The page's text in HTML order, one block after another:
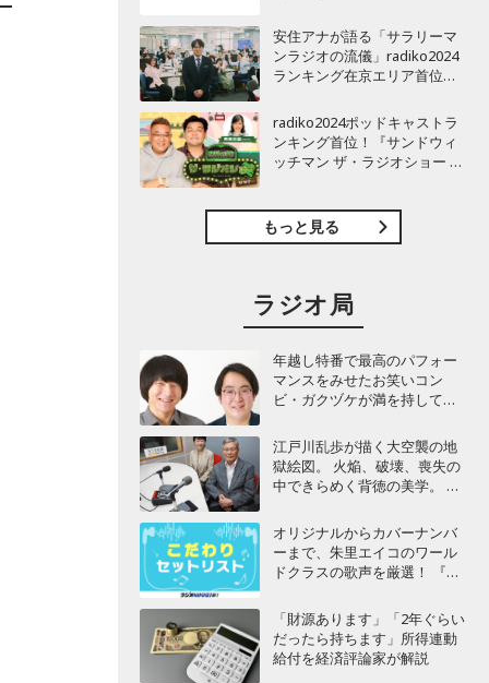
安住アナが語る「サラリーマ
ンラジオの流儀」radiko2024
ランキング在京エリア首位
曜天国』インタビュー
radiko2024ポッドキャストラ
ンキング首位！『サンドウィ
ッチマン ザ・ラジオショー サ
もっと見る
ラジオ局
年越し特番で最高のパフォー
マンスをみせたお笑いコン
ビ・ガクヅケが満を持して
0(ZERO)』に登場！
江戸川乱歩が描く大空襲の地
獄絵図。 火焔、破壊、喪失の
中できらめく背徳の美学。 そ
燃え上がった恋。 謎解きは後
からやって来る……
オリジナルからカバーナンバ
ーまで、朱里エイコのワール
ドクラスの歌声を厳選！ 『こ
編・選』
「財源あります」「2年ぐらい
だったら持ちます」所得連動
給付を経済評論家が解説